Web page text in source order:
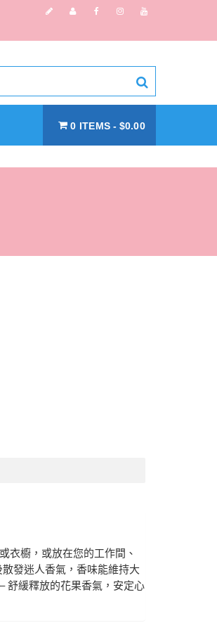
0 ITEMS $0.00
衣櫥，或放在您的工作間、
發迷人香氣，香味能維持大
舒緩釋放的花果香氣，安定心